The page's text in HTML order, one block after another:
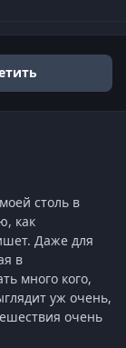
столь в
как
Даже для
в
много кого,
уж очень,
очень